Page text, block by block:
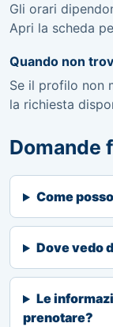
Gli orari
Apri la scheda
Quando non
Se il profilo non
la richiesta
Domande
Come
Dove vedo
Le
prenotare?